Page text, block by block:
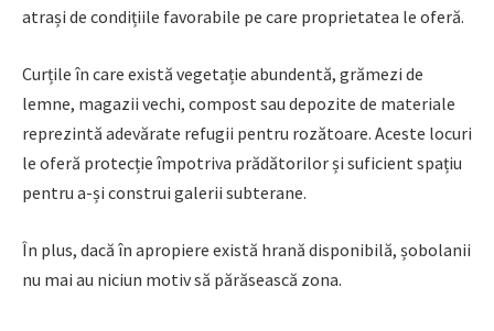
atrași de condițiile favorabile pe care proprietatea le oferă.
Curțile în care există vegetație abundentă, grămezi de
lemne, magazii vechi, compost sau depozite de materiale
reprezintă adevărate refugii pentru rozătoare. Aceste locuri
le oferă protecție împotriva prădătorilor și suficient spațiu
pentru a-și construi galerii subterane.
În plus, dacă în apropiere există hrană disponibilă, șobolanii
nu mai au niciun motiv să părăsească zona.